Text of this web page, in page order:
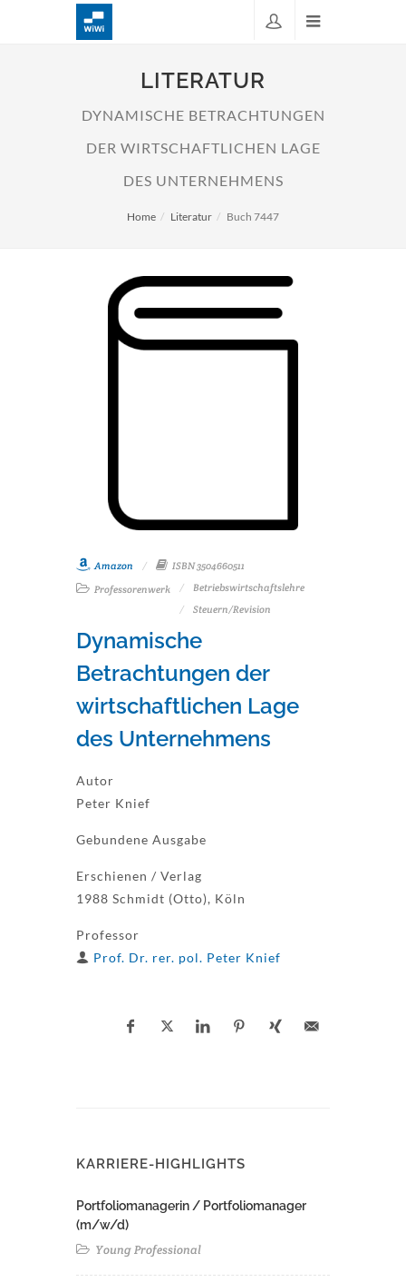
LITERATUR
DYNAMISCHE BETRACHTUNGEN
DER WIRTSCHAFTLICHEN LAGE
DES UNTERNEHMENS
Home Literatur Buch 7447
Amazon
ISBN 3504660511
Professorenwerk
Betriebswirtschaftslehre
Steuern/Revision
Dynamische
Betrachtungen der
wirtschaftlichen Lage
des Unternehmens
Autor
Peter Knief
Gebundene Ausgabe
Erschienen / Verlag
1988 Schmidt (Otto), Köln
Professor
Prof. Dr. rer. pol. Peter Knief
KARRIERE-HIGHLIGHTS
Portfoliomanagerin / Portfoliomanager
(m/w/d)
Young Professional